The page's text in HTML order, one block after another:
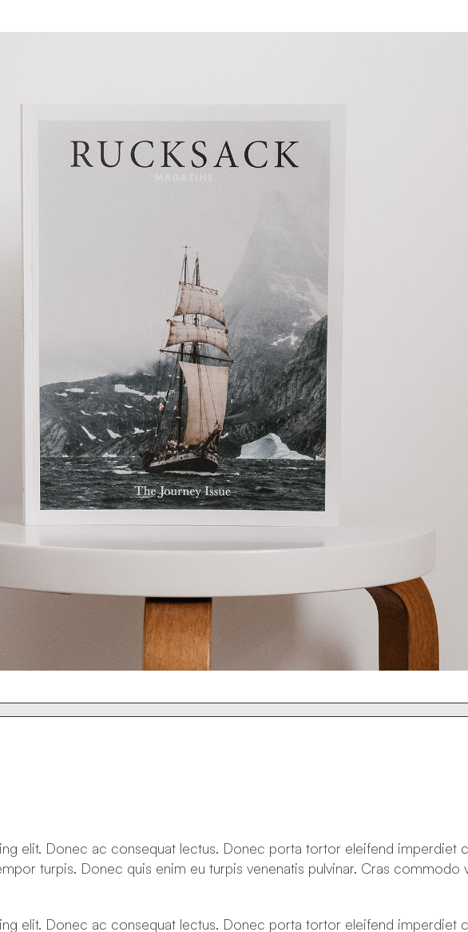
elit. Donec ac consequat lectus. Donec porta tortor eleifend imperdiet
turpis. Donec quis enim eu turpis venenatis pulvinar. Cras commodo
elit. Donec ac consequat lectus. Donec porta tortor eleifend imperdiet